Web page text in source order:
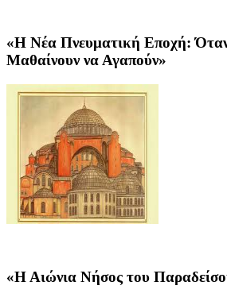
«Η Νέα Πνευματική Εποχή:
Μαθαίνουν να Αγαπούν»
«Η Αιώνια Νήσος του